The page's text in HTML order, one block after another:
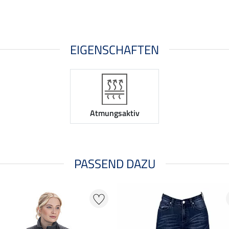
EIGENSCHAFTEN
Atmungsaktiv
PASSEND DAZU